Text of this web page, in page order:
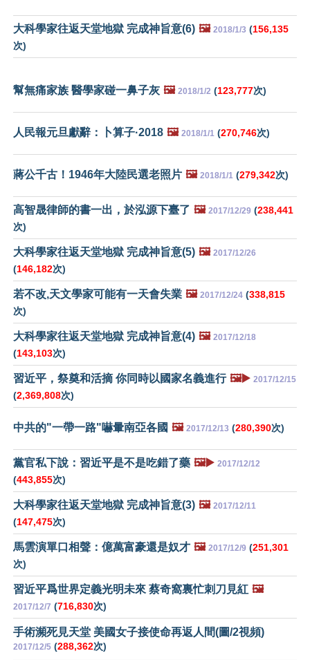
大科學家往返天堂地獄 完成神旨意(6) 🖼️ 2018/1/3 (156,135
次)
幫無痛家族 醫學家碰一鼻子灰 🖼️ 2018/1/2 (123,777次)
人民報元旦獻辭：卜算子·2018 🖼️ 2018/1/1 (270,746次)
蔣公千古！1946年大陸民選老照片 🖼️ 2018/1/1 (279,342次)
高智晟律師的書一出，於泓源下臺了 🖼️ 2017/12/29 (238,441
次)
大科學家往返天堂地獄 完成神旨意(5) 🖼️ 2017/12/26
(146,182次)
若不改,天文學家可能有一天會失業 🖼️ 2017/12/24 (338,815
次)
大科學家往返天堂地獄 完成神旨意(4) 🖼️ 2017/12/18
(143,103次)
習近平，祭奠和活摘 你同時以國家名義進行 🖼️▶️ 2017/12/15
(2,369,808次)
中共的"一帶一路"嚇暈南亞各國 🖼️ 2017/12/13 (280,390次)
黨官私下說：習近平是不是吃錯了藥 🖼️▶️ 2017/12/12
(443,855次)
大科學家往返天堂地獄 完成神旨意(3) 🖼️ 2017/12/11
(147,475次)
馬雲演單口相聲：億萬富豪還是奴才 🖼️ 2017/12/9 (251,301
次)
習近平爲世界定義光明未來 蔡奇窩裏忙刺刀見紅 🖼️
2017/12/7 (716,830次)
手術瀕死見天堂 美國女子接使命再返人間(圖/2視頻)
2017/12/5 (288,362次)